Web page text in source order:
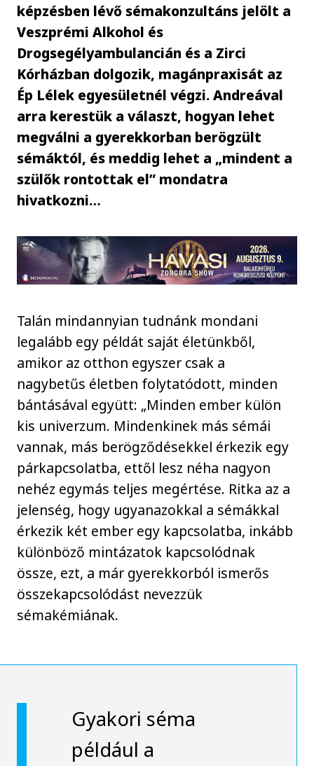
képzésben lévő sémakonzultáns jelölt a
Veszprémi Alkohol és
Drogsegélyambulancián és a Zirci
Kórházban dolgozik, magánpraxisát az
Ép Lélek egyesületnél végzi. Andreával
arra kerestük a választ, hogyan lehet
megválni a gyerekkorban berögzült
sémáktól, és meddig lehet a „mindent a
szülők rontottak el” mondatra
hivatkozni…
Talán mindannyian tudnánk mondani
legalább egy példát saját életünkből,
amikor az otthon egyszer csak a
nagybetűs életben folytatódott, minden
bántásával együtt: „Minden ember külön
kis univerzum. Mindenkinek más sémái
vannak, más berögződésekkel érkezik egy
párkapcsolatba, ettől lesz néha nagyon
nehéz egymás teljes megértése. Ritka az a
jelenség, hogy ugyanazokkal a sémákkal
érkezik két ember egy kapcsolatba, inkább
különböző mintázatok kapcsolódnak
össze, ezt, a már gyerekkorból ismerős
összekapcsolódást nevezzük
sémakémiának.
Gyakori séma
például a